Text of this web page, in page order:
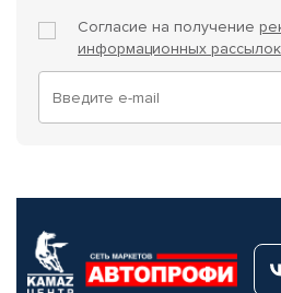
Согласие на получение
информационных рассылок